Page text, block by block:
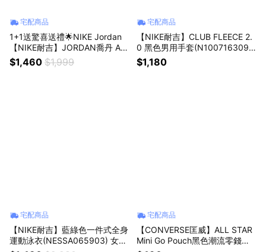
宅配商品
1+1送驚喜送禮🌟NIKE Jordan
【NIKE耐吉】JORDAN喬丹 AIR
MINI經典雙肩後背包+ 髮飾配件
(款式隨機) 多收納包書包 時尚潮
$1,460 $1,999
宅配商品
【NIKE耐吉】CLUB FLEECE 2.
0 黑色男用手套(N1007163091
SL/DX7066091)可觸控外送員
必備止汗速乾透氣導電保暖單車
$1,180
宅配商品
【NIKE耐吉】藍綠色一件式全身
運動泳衣(NESSA065903) 女性
宅配商品
【CONVERSE匡威】ALL STAR
Mini Go Pouch黑色潮流零錢包